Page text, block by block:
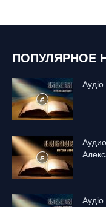
ПОПУЛЯРНОЕ
Аудіо
Аудіо